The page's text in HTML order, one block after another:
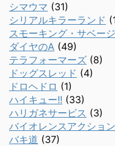
シマウマ (31)
シリアルキラーランド
スモーキング・サベージ
ダイヤのA (49)
テラフォーマーズ (8)
ドッグスレッド (4)
ドロヘドロ (1)
ハイキュー!! (33)
ハリガネサービス (3)
バイオレンスアクション
バキ道 (37)